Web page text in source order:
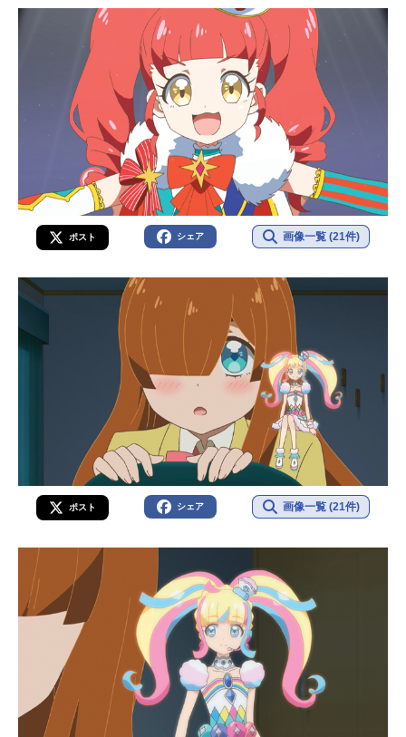
ポスト シェア 画像一覧 (21件)
ポスト シェア 画像一覧 (21件)